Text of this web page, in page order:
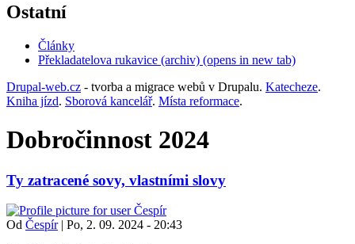
Ostatní
Články
Překladatelova rukavice (archiv) (opens in new tab)
Drupal-web.cz - tvorba a migrace webů v Drupalu. Katecheze.
Kniha jízd. Sborová kancelář. Místa reformace.
Dobročinnost 2024
Ty zatracené sovy, vlastními slovy
Od Čespír| Po, 2. 09. 2024 - 20:43